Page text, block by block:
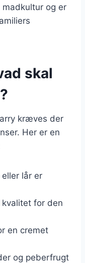
og er
skal
kræves der
Her er en
lår er
for den
en cremet
og peberfrugt